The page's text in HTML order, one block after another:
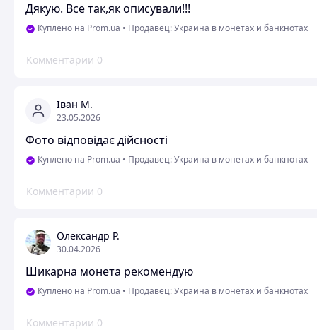
Дякую. Все так,як описували!!!
Куплено на Prom.ua • Продавец: Украина в монетах и ​​банкнотах
Комментарии 0
Іван М.
23.05.2026
Фото відповідає дійсності
Куплено на Prom.ua • Продавец: Украина в монетах и ​​банкнотах
Комментарии 0
Олександр Р.
30.04.2026
Шикарна монета рекомендую
Куплено на Prom.ua • Продавец: Украина в монетах и ​​банкнотах
Комментарии 0